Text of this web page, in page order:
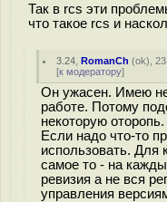
Так в rcs эти
что такое rcs и
3.24 ,RomanCh (ok),
[к модератору]
Он ужасен. Имею
работе. Потому
некоторую оторопь.
Если надо что-то
использовать. Для
самое то - на
ревизия а не вся
управления